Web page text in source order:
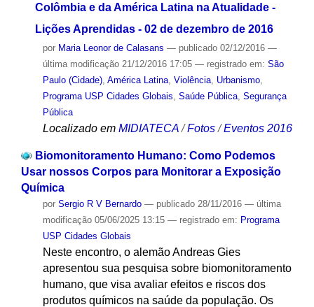
Colômbia e da América Latina na Atualidade -
Lições Aprendidas - 02 de dezembro de 2016
por Maria Leonor de Calasans — publicado02/12/2016 —
última modificação21/12/2016 17:05 — registrado em: São
Paulo (Cidade), América Latina, Violência, Urbanismo,
Programa USP Cidades Globais Saúde Pública, Segurança
Pública
Localizado em MIDIATECA /Fotos /Eventos 2016
Biomonitoramento Humano: Como Podemos
Usar nossos Corpos para Monitorar a Exposição
Química
por Sergio R V Bernardo — publicado28/11/2016 — última
modificação05/06/2025 13:15 — registrado em: Programa
USP Cidades Globais
Neste encontro, o alemão Andreas Gies
apresentou sua pesquisa sobre biomonitoramento
humano, que visa avaliar efeitos e riscos dos
produtos químicos na saúde da população. Os